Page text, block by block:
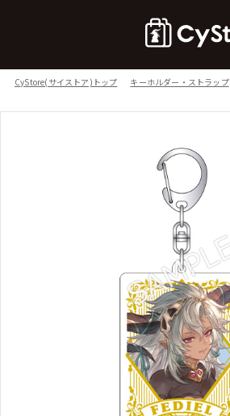
CyStore(サイストア)トップ キーホルダー・ストラップ